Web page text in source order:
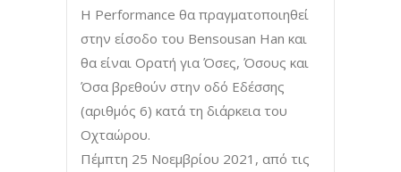
Η Performance θα πραγματοποιηθεί
στην είσοδο του Bensousan Han και
θα είναι Ορατή για Όσες, Όσους και
Όσα βρεθούν στην οδό Εδέσσης
(αριθμός 6) κατά τη διάρκεια του
Οχταώρου.
Πέμπτη 25 Νοεμβρίου 2021, από τις